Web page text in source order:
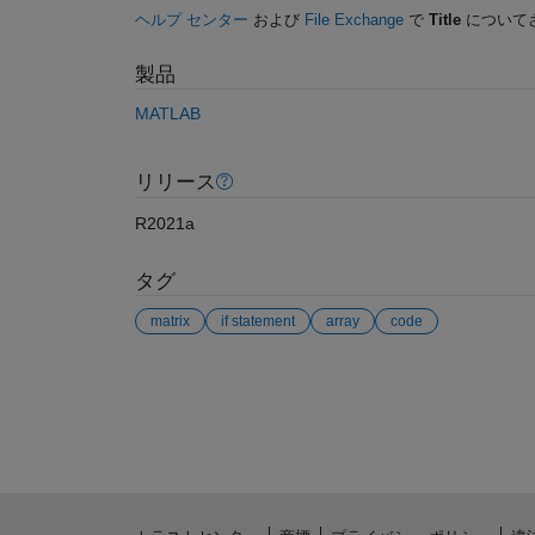
ヘルプ センター および File Exchangeで Titleについて
製品
MATLAB
リリース
R2021a
タグ
matrix if statement array code